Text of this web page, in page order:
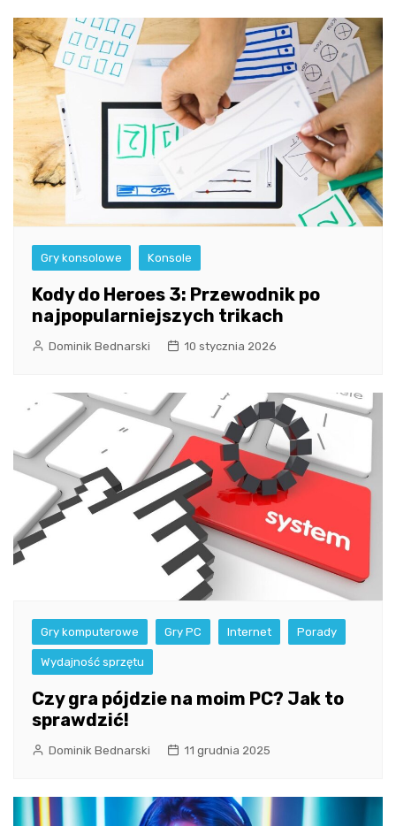
Gry konsolowe Konsole
Kody do Heroes 3: Przewodnik po
najpopularniejszych trikach
Dominik Bednarski 10 stycznia 2026
Gry komputerowe Gry PC Internet Porady
Wydajność sprzętu
Czy gra pójdzie na moim PC? Jak to
sprawdzić!
Dominik Bednarski 11 grudnia 2025